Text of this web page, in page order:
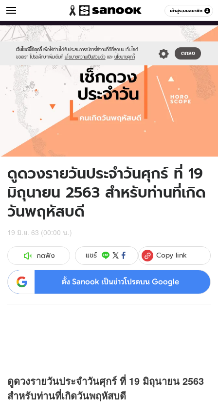
เข้าสู่ระบบสมาชิก
ดูดวง หมวดอื่นๆ
เว็บไซต์นี้ใช้คุกกี้ เพื่อให้ท่านได้รับประสบการณ์การใช้งานที่ดีที่สุดบน เว็บไซต์
ของเรา โปรดศึกษาเพิ่มเติมที่ นโยบายความเป็นส่วนตัว และ นโยบายคุกกี้
ตกลง
Sanook
//s.isanook.com/sr/0/images/logo-
new-
sanook.png
600
60
//s.isanook.com/ho/0/ud/fxd/day/daily-
horoscope-
thursday.jpg
ดูดวงรายวันประจำวันศุกร์ ที่ 19
มิถุนายน 2563 สำหรับท่านที่เกิด
วันพฤหัสบดี
19 มิ.ย. 63 (00:00 น.)
กดฟัง แชร์ Copy link
ตั้ง Sanook เป็นข่าวโปรดบน Google
ดูดวงรายวันประจำวันศุกร์ ที่ 19 มิถุนายน 2563
สำหรับท่านที่เกิดวันพฤหัสบดี